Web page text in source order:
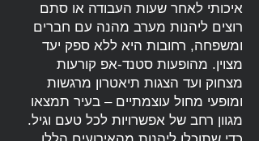
איכותי לאחר שעות העבודה או סתם
רוצים ליהנות מערב מהנה עם חברים
ומשפחה, רחובות היא ללא ספק יעד
מצוין. מהופעות סטנד-אפ קורעות
מצחוק ועד הצגות תיאטרון מרגשות
ומופעי מחול עוצמתיים – בעיר תמצאו
מגוון רחב של אפשרויות לכל טעם וגיל.